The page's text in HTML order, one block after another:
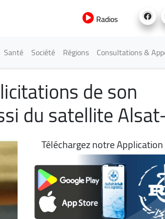
Radios
Santé Société Régions Consultations &
de son
du satellite
Téléchargez notre